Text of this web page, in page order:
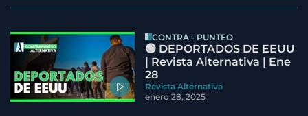
CONTRA - PUNTEO
🟢 DEPORTADOS DE EEUU
| Revista Alternativa | Ene
28
Revista Alternativa
enero 28, 2025